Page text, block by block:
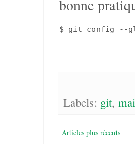
bonne
$ git config --
Labels: git,
Articles plus récents